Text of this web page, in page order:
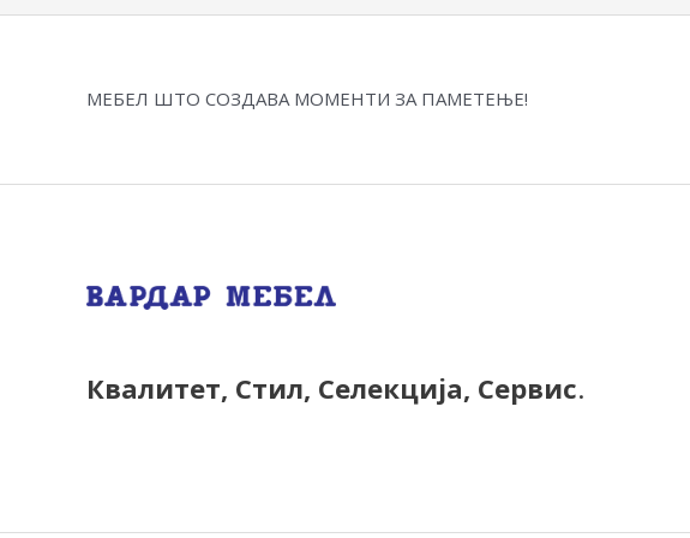
МЕБЕЛ ШТО СОЗДАВА МОМЕНТИ ЗА ПАМЕТЕЊЕ!
Квалитет, Стил, Селекција, Сервис.